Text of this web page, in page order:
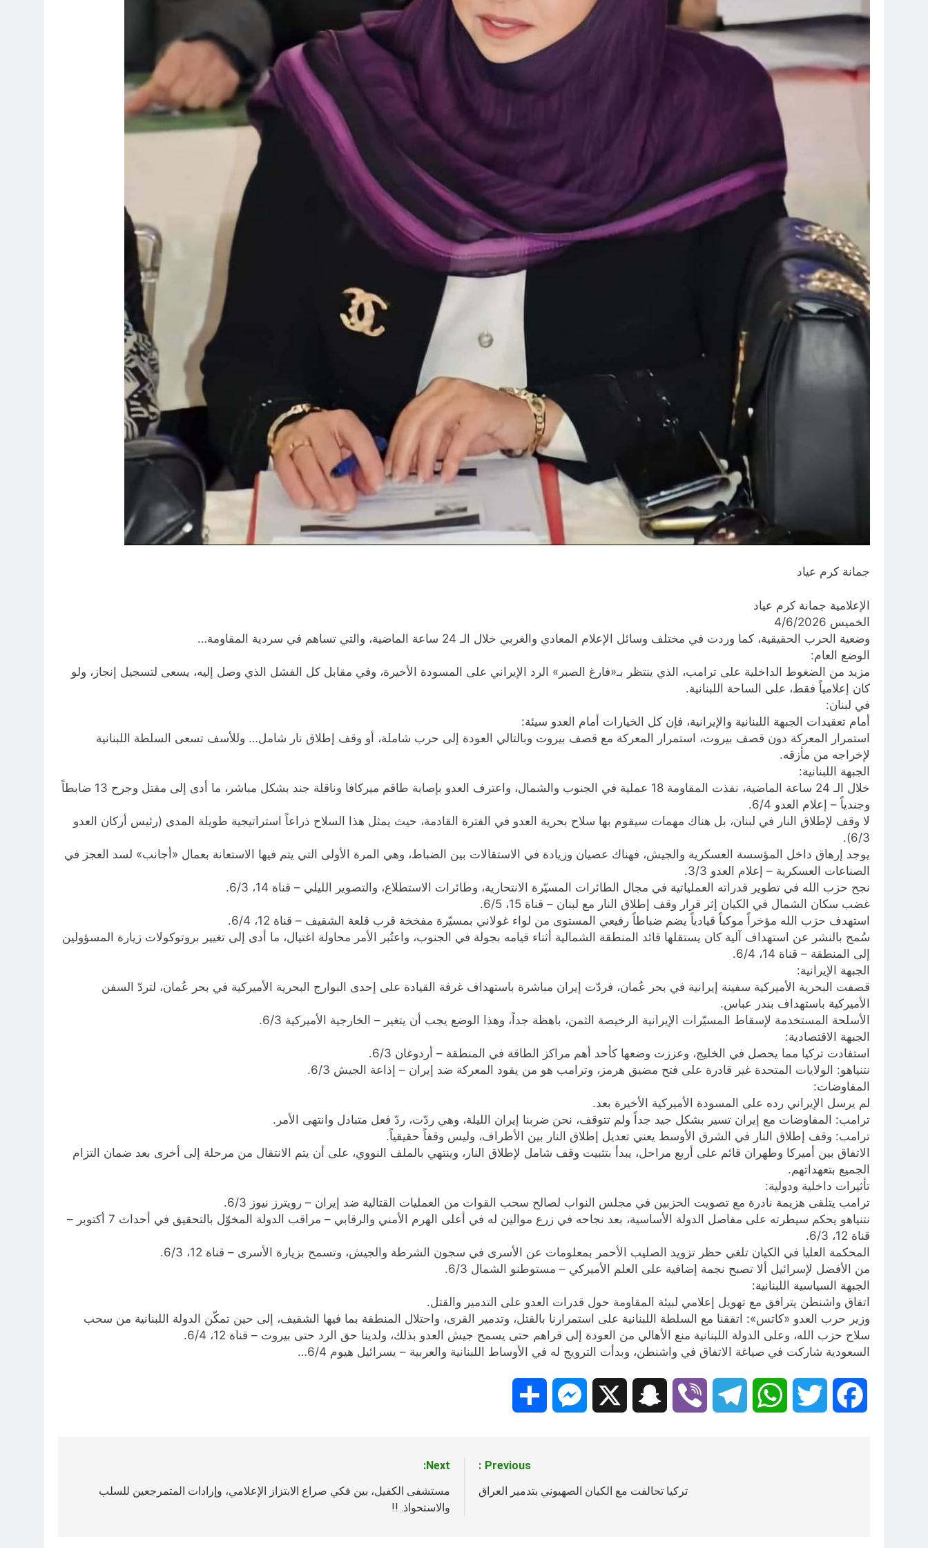
جمانة كرم عياد
الإعلامية جمانة كرم عياد
الخميس 4/6/2026
وضعية الحرب الحقيقية، كما وردت في مختلف وسائل الإعلام المعادي والغربي خلال الـ 24 ساعة الماضية، والتي تساهم في سردية المقاومة…
الوضع العام:
مزيد من الضغوط الداخلية على ترامب، الذي ينتظر بـ«فارغ الصبر» الرد الإيراني على المسودة الأخيرة، وفي مقابل كل الفشل الذي وصل إليه، يسعى لتسجيل إنجاز، ولو
كان إعلامياً فقط، على الساحة اللبنانية.
في لبنان:
أمام تعقيدات الجبهة اللبنانية والإيرانية، فإن كل الخيارات أمام العدو سيئة:
استمرار المعركة دون قصف بيروت، استمرار المعركة مع قصف بيروت وبالتالي العودة إلى حرب شاملة، أو وقف إطلاق نار شامل… وللأسف تسعى السلطة اللبنانية
لإخراجه من مأزقه.
الجبهة اللبنانية:
خلال الـ 24 ساعة الماضية، نفذت المقاومة 18 عملية في الجنوب والشمال، واعترف العدو بإصابة طاقم ميركافا وناقلة جند بشكل مباشر، ما أدى إلى مقتل وجرح 13 ضابطاً
وجندياً – إعلام العدو 6/4.
لا وقف لإطلاق النار في لبنان، بل هناك مهمات سيقوم بها سلاح بحرية العدو في الفترة القادمة، حيث يمثل هذا السلاح ذراعاً استراتيجية طويلة المدى (رئيس أركان العدو
6/3).
يوجد إرهاق داخل المؤسسة العسكرية والجيش، فهناك عصيان وزيادة في الاستقالات بين الضباط، وهي المرة الأولى التي يتم فيها الاستعانة بعمال «أجانب» لسد العجز في
الصناعات العسكرية – إعلام العدو 3/3.
نجح حزب الله في تطوير قدراته العملياتية في مجال الطائرات المسيّرة الانتحارية، وطائرات الاستطلاع، والتصوير الليلي – قناة 14، 6/3.
غضب سكان الشمال في الكيان إثر قرار وقف إطلاق النار مع لبنان – قناة 15، 6/5.
استهدف حزب الله مؤخراً موكباً قيادياً يضم ضباطاً رفيعي المستوى من لواء غولاني بمسيّرة مفخخة قرب قلعة الشقيف – قناة 12، 6/4.
سُمح بالنشر عن استهداف آلية كان يستقلها قائد المنطقة الشمالية أثناء قيامه بجولة في الجنوب، واعتُبر الأمر محاولة اغتيال، ما أدى إلى تغيير بروتوكولات زيارة المسؤولين
إلى المنطقة – قناة 14، 6/4.
الجبهة الإيرانية:
قصفت البحرية الأميركية سفينة إيرانية في بحر عُمان، فردّت إيران مباشرة باستهداف غرفة القيادة على إحدى البوارج البحرية الأميركية في بحر عُمان، لتردّ السفن
الأميركية باستهداف بندر عباس.
الأسلحة المستخدمة لإسقاط المسيّرات الإيرانية الرخيصة الثمن، باهظة جداً، وهذا الوضع يجب أن يتغير – الخارجية الأميركية 6/3.
الجبهة الاقتصادية:
استفادت تركيا مما يحصل في الخليج، وعززت وضعها كأحد أهم مراكز الطاقة في المنطقة – أردوغان 6/3.
نتنياهو: الولايات المتحدة غير قادرة على فتح مضيق هرمز، وترامب هو من يقود المعركة ضد إيران – إذاعة الجيش 6/3.
المفاوضات:
لم يرسل الإيراني رده على المسودة الأميركية الأخيرة بعد.
ترامب: المفاوضات مع إيران تسير بشكل جيد جداً ولم تتوقف، نحن ضربنا إيران الليلة، وهي ردّت، ردّ فعل متبادل وانتهى الأمر.
ترامب: وقف إطلاق النار في الشرق الأوسط يعني تعديل إطلاق النار بين الأطراف، وليس وقفاً حقيقياً.
الاتفاق بين أميركا وطهران قائم على أربع مراحل، يبدأ بتثبيت وقف شامل لإطلاق النار، وينتهي بالملف النووي، على أن يتم الانتقال من مرحلة إلى أخرى بعد ضمان التزام
الجميع بتعهداتهم.
تأثيرات داخلية ودولية:
ترامب يتلقى هزيمة نادرة مع تصويت الحزبين في مجلس النواب لصالح سحب القوات من العمليات القتالية ضد إيران – رويترز نيوز 6/3.
نتنياهو يحكم سيطرته على مفاصل الدولة الأساسية، بعد نجاحه في زرع موالين له في أعلى الهرم الأمني والرقابي – مراقب الدولة المخوّل بالتحقيق في أحداث 7 أكتوبر –
قناة 12، 6/3.
المحكمة العليا في الكيان تلغي حظر تزويد الصليب الأحمر بمعلومات عن الأسرى في سجون الشرطة والجيش، وتسمح بزيارة الأسرى – قناة 12، 6/3.
من الأفضل لإسرائيل ألا تصبح نجمة إضافية على العلم الأميركي – مستوطنو الشمال 6/3.
الجبهة السياسية اللبنانية:
اتفاق واشنطن يترافق مع تهويل إعلامي لبيئة المقاومة حول قدرات العدو على التدمير والقتل.
وزير حرب العدو «كاتس»: اتفقنا مع السلطة اللبنانية على استمرارنا بالقتل، وتدمير القرى، واحتلال المنطقة بما فيها الشقيف، إلى حين تمكّن الدولة اللبنانية من سحب
سلاح حزب الله، وعلى الدولة اللبنانية منع الأهالي من العودة إلى قراهم حتى يسمح جيش العدو بذلك، ولدينا حق الرد حتى بيروت – قناة 12، 6/4.
السعودية شاركت في صياغة الاتفاق في واشنطن، وبدأت الترويج له في الأوساط اللبنانية والعربية – يسرائيل هيوم 6/4…
Facebook
Twitter
WhatsApp
Telegram
Viber
Snapchat
Messenger
Previous:
تركيا تحالفت مع الكيان الصهيوني بتدمير العراق
Next:
مستشفى الكفيل، بين فكي صراع الابتزاز الإعلامي، وإرادات المتمرجعين للسلب
والاستحواذ. !!